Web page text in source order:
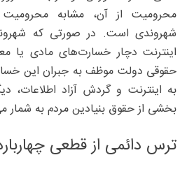
محرومیت از آن، مشابه
شهروندی است. در صورتی که
اینترنت دچار خسارت‌های مادی یا
حقوقی دولت موظف به جبران این
به اینترنت و گردش آزاد اطلاعات،
بخشی از حقوق بنیادین مردم به شمار
ترس دائمی از قطعی